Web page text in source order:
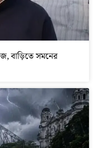
বাড়িতে সমনের